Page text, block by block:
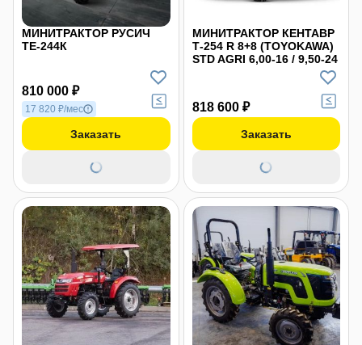
МИНИТРАКТОР РУСИЧ
ТE-244К
810 000 ₽
17 820 ₽/мес
Заказать
МИНИТРАКТОР КЕНТАВР
Т-254 R 8+8 (TOYOKAWA)
STD AGRI 6,00-16 / 9,50-24
818 600 ₽
Заказать